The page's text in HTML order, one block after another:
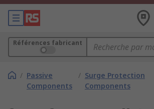
Références fabricant
/ Passive
Components
/ Surge Protection
Components